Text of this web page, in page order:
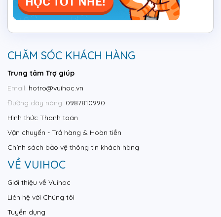
CHĂM SÓC KHÁCH HÀNG
Trung tâm Trợ giúp
Email: hotro@vuihoc.vn
Đường dây nóng: 0987810990
Hình thức Thanh toán
Vận chuyển - Trả hàng & Hoàn tiền
Chính sách bảo vệ thông tin khách hàng
VỀ VUIHOC
Giới thiệu về Vuihoc
Liên hệ với Chúng tôi
Tuyển dụng